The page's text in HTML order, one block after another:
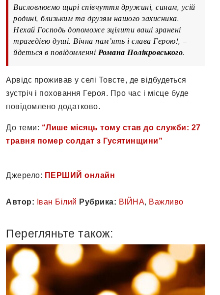
Висловлюємо щирі співчуття дружині, синам, усій
родині, близьким та друзям нашого захисника.
Нехай Господь допоможе зцілити ваші зранені
трагедією душі. Вічна пам’ять і слава Герою!, –
йдеться в повідомленні Романа Полікровського.
Арвідс проживав у селі Товсте, де відбудеться
зустріч і поховання Героя. Про час і місце буде
повідомлено додатково.
До теми: “Лише місяць тому став до служби: 27
травня помер солдат з Гусятинщини”
Джерело: ПЕРШИЙ онлайн
Автор: Іван Білий Рубрика: ВІЙНА, Важливо
Перегляньте також: